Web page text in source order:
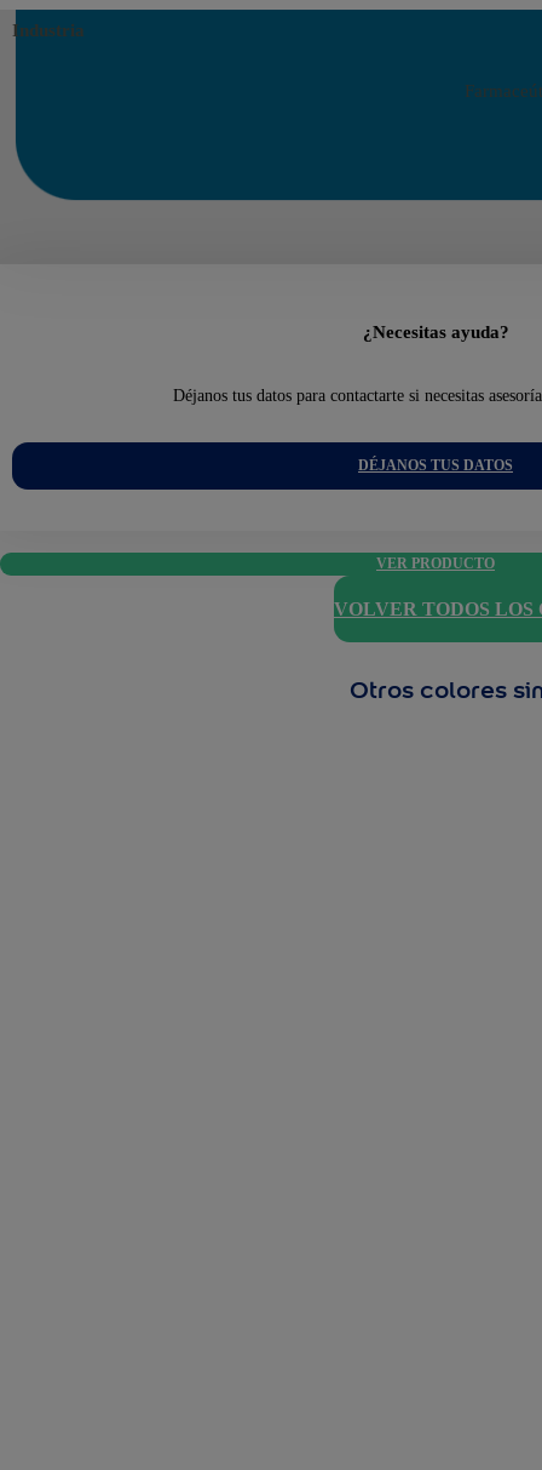
Industria
¿Necesitas ayuda?
Déjanos tus datos para contactarte si necesitas
DÉJANOS TUS DATOS
VER PRODUCTO
VOLVER TODOS LOS
Otros colores